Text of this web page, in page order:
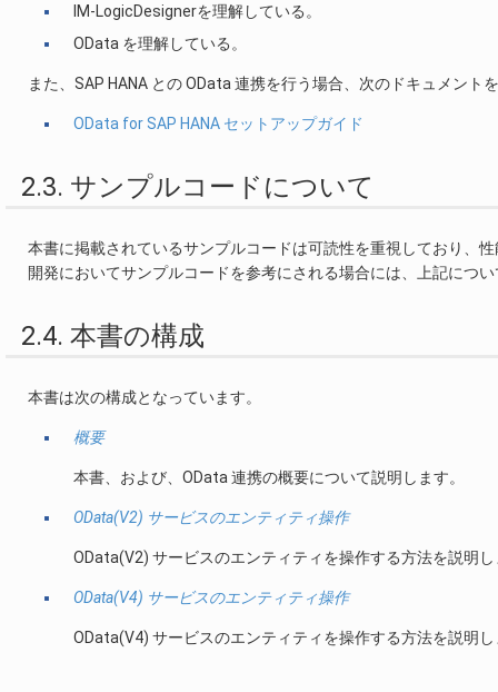
IM-LogicDesignerを理解している。
OData を理解している。
また、SAP HANA との OData 連携を行う場合、次のドキュメン
OData for SAP HANA セットアップガイド
2.3. サンプルコードについて
本書に掲載されているサンプルコードは可読性を重視しており、
開発においてサンプルコードを参考にされる場合には、上記につ
2.4. 本書の構成
本書は次の構成となっています。
概要
本書、および、OData 連携の概要について説明します。
OData(V2) サービスのエンティティ操作
OData(V2) サービスのエンティティを操作する方法を説明し
OData(V4) サービスのエンティティ操作
OData(V4) サービスのエンティティを操作する方法を説明し